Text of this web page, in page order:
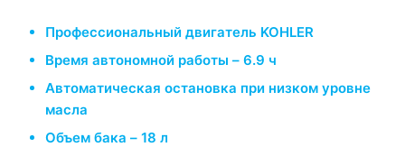
Профессиональный двигатель KOHLER
Время автономной работы – 6.9 ч
Автоматическая остановка при низком уровне
масла
Объем бака – 18 л